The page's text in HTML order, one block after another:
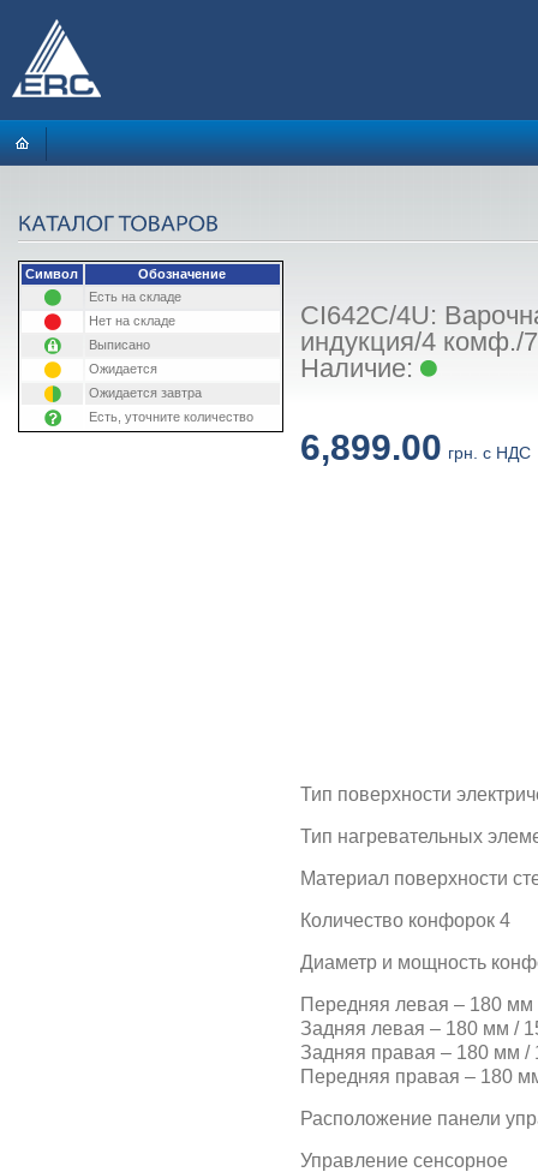
Символ
Обозначение
Есть на складе
Нет на складе
Выписано
Ожидается
Ожидается завтра
Есть, уточните количество
CI642C/4U:
индукция/4 комф./
Наличие:
6,899.00 грн. с НДС
Тип поверхности
Тип нагревательных
Материал поверхности
Количество конфорок 4
Диаметр и мощность
Передняя левая – 180 мм
Задняя левая – 180 мм /
Задняя правая – 180 мм /
Передняя правая – 180
Расположение панели
Управление сенсорное